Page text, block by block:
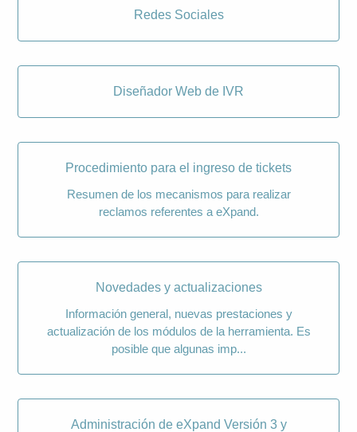
Redes Sociales
Diseñador Web de IVR
Procedimiento para el ingreso de tickets
Resumen de los mecanismos para realizar
reclamos referentes a eXpand.
Novedades y actualizaciones
Información general, nuevas prestaciones y
actualización de los módulos de la herramienta. Es
posible que algunas imp...
Administración de eXpand Versión 3 y